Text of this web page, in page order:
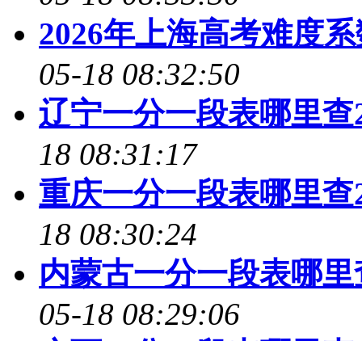
2026年上海高考难度
05-18 08:32:50
辽宁一分一段表哪里
18 08:31:17
重庆一分一段表哪里
18 08:30:24
内蒙古一分一段表哪
05-18 08:29:06